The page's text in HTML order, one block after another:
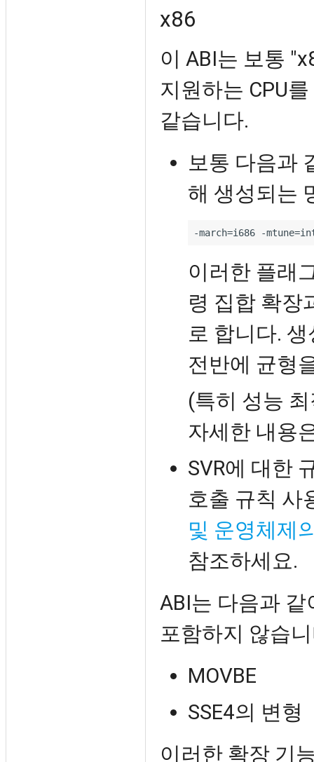
x86
이 ABI는 보통
지원하는 CPU
같습니다.
보통 다음과
해 생성되는
이러한 플래
령 집합 확장
로 합니다.
전반에 균형
(특히 성능
자세한 내용
SVR에 대한
호출 규칙 사
및 운영체제
참조하세요.
ABI는 다음과
포함하지 않습
MOVBE
SSE4의 변형
이러한 확장 기